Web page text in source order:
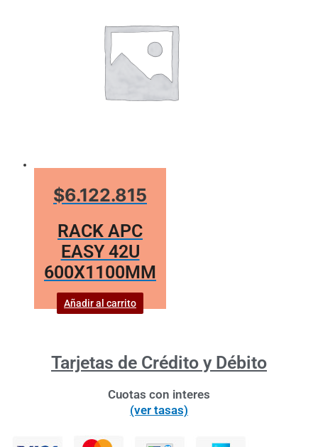
$6.122.815
RACK APC
EASY 42U
600X1100MM
Añadir al carrito
Tarjetas de Crédito y Débito
Cuotas con interes
(ver tasas)